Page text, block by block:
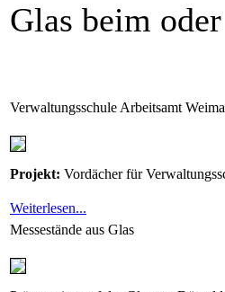
Glas beim
Verwaltungsschule Arbeitsamt
Projekt: Vordächer für
Weiterlesen...
Messestände aus Glas